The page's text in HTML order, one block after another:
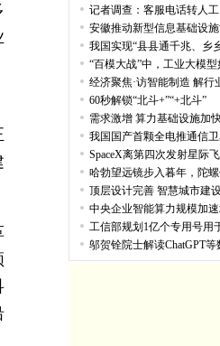
记者调查：客服电话转人
安徽推动新型信息基础设
我国实现“县县通千兆、乡
“百模大战”中，工业大模
经济聚焦·访智能制造 解行
60秒解锁“北斗+”“+北斗”
需求激增 算力基础设施加
我国国产首颗全电推通信
SpaceX离第四次发射星际
哈勃望远镜步入暮年，陀
顶层设计完善 智慧城市建
中央企业智能算力规模加
工信部规划1亿个专用号用
邬贺铨院士解读ChatGPT